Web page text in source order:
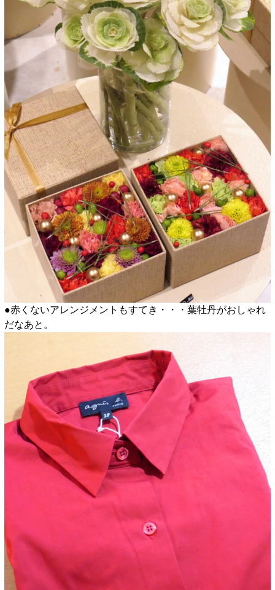
●赤くないアレンジメントもすてき・・・葉牡丹がおしゃれ
だなあと。